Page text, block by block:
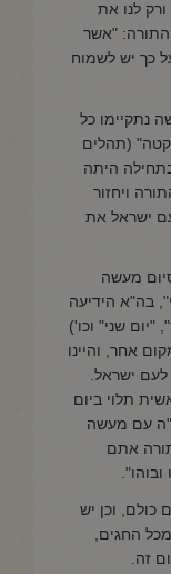
ורק לנו את
התורה: "אשר
כך יש לשמוח
נתקיימו כל
(תהלים
היתה
ויחזור
ישראל את
מעשה
בה"א הידיעה
שני" וכו')
אחר, והיינו
לעם ישראל.
תלוי ביום
עם מעשה
אתם
כולם, וכן יש
החגים,
זה.